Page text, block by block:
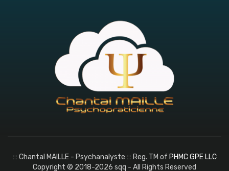
::: Chantal MAILLE - Psychanalyste ::: Reg. TM of PHMC GPE LLC
Copyright © 2018-2026 sqq - All Rights Reserved